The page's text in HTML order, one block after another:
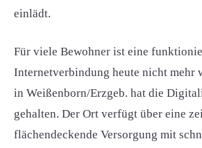
einlädt.
Für viele Bewohner ist eine
Internetverbindung heute nicht mehr
in Weißenborn/Erzgeb. hat die
gehalten. Der Ort verfügt über eine
flächendeckende Versorgung mit